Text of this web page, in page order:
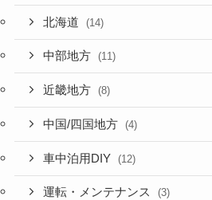
北海道 (14)
中部地方 (11)
近畿地方 (8)
中国/四国地方 (4)
車中泊用DIY (12)
運転・メンテナンス (3)